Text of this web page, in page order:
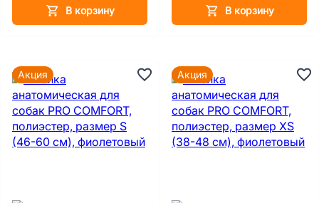
В корзину В корзину
Акция Акция